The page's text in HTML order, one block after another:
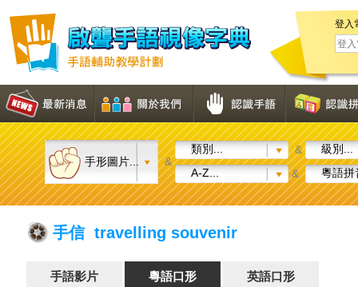
登入
手形圖片... &
類別... &
級別...
A-Z...
& 粵語拼
手信 travelling souvenir
手語影片 粵語口形 英語口形